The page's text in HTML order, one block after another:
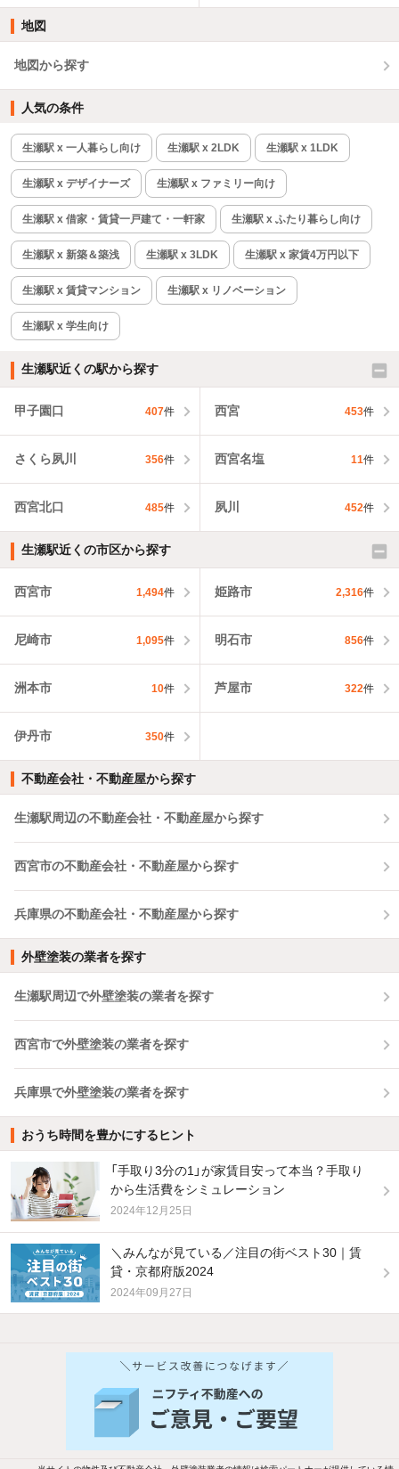
地図
地図から探す
人気の条件
生瀬駅 x 一人暮らし向け 生瀬駅 x 2LDK 生瀬駅 x 1LDK
生瀬駅 x デザイナーズ 生瀬駅 x ファミリー向け
生瀬駅 x 借家・賃貸一戸建て・一軒家 生瀬駅 x ふたり暮らし向け
生瀬駅 x 新築＆築浅 生瀬駅 x 3LDK 生瀬駅 x 家賃4万円以下
生瀬駅 x 賃貸マンション 生瀬駅 x リノベーション
生瀬駅 x 学生向け
生瀬駅近くの駅から探す
甲子園口 407件 西宮 453件
さくら夙川 356件 西宮名塩 11件
西宮北口 485件 夙川 452件
生瀬駅近くの市区から探す
西宮市 1,494件 姫路市 2,316件
尼崎市 1,095件 明石市 856件
洲本市 10件 芦屋市 322件
伊丹市 350件
不動産会社・不動産屋から探す
生瀬駅周辺の不動産会社・不動産屋から探す
西宮市の不動産会社・不動産屋から探す
兵庫県の不動産会社・不動産屋から探す
外壁塗装の業者を探す
生瀬駅周辺で外壁塗装の業者を探す
西宮市で外壁塗装の業者を探す
兵庫県で外壁塗装の業者を探す
おうち時間を豊かにするヒント
「手取り3分の1」が家賃目安って本当？手取り
から生活費をシミュレーション
2024年12月25日
＼みんなが見ている／注目の街ベスト30｜賃
貸・京都府版2024
2024年09月27日
他の人はこんな条件で絞り込んでいます！
バス・トイレ別 2階以上